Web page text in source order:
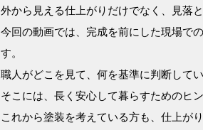
外から見える仕上がりだけでなく、見落
今回の動画では、完成を前にした現場で
す。
職人がどこを見て、何を基準に判断して
そこには、長く安心して暮らすためのヒ
これから塗装を考えている方も、仕上が